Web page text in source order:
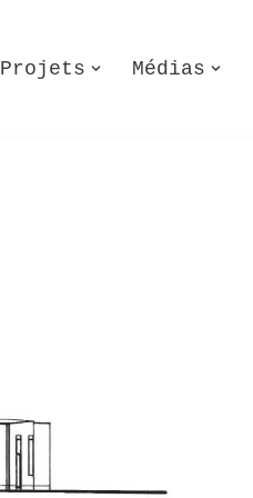
Projets Médias